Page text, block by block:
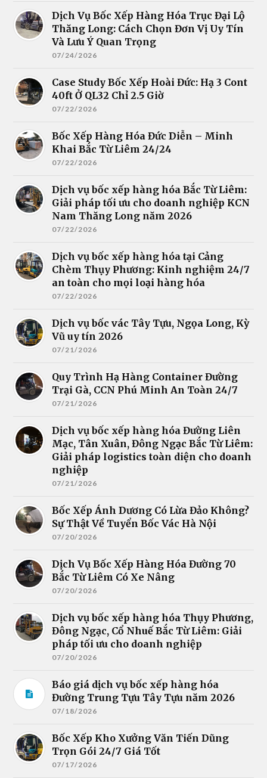
Dịch Vụ Bốc Xếp Hàng Hóa Trục Đại Lộ
Thăng Long: Cách Chọn Đơn Vị Uy Tín
Và Lưu Ý Quan Trọng
07/24/2026
Case Study Bốc Xếp Hoài Đức: Hạ 3 Cont
40ft Ở QL32 Chỉ 2.5 Giờ
07/22/2026
Bốc Xếp Hàng Hóa Đức Diễn – Minh
Khai Bắc Từ Liêm 24/24
07/22/2026
Dịch vụ bốc xếp hàng hóa Bắc Từ Liêm:
Giải pháp tối ưu cho doanh nghiệp KCN
Nam Thăng Long năm 2026
07/22/2026
Dịch vụ bốc xếp hàng hóa tại Cảng
Chèm Thụy Phương: Kinh nghiệm 24/7
an toàn cho mọi loại hàng hóa
07/22/2026
Dịch vụ bốc vác Tây Tựu, Ngọa Long, Kỳ
Vũ uy tín 2026
07/21/2026
Quy Trình Hạ Hàng Container Đường
Trại Gà, CCN Phú Minh An Toàn 24/7
07/21/2026
Dịch vụ bốc xếp hàng hóa Đường Liên
Mạc, Tân Xuân, Đông Ngạc Bắc Từ Liêm:
Giải pháp logistics toàn diện cho doanh
nghiệp
07/21/2026
Bốc Xếp Ánh Dương Có Lừa Đảo Không?
Sự Thật Về Tuyển Bốc Vác Hà Nội
07/20/2026
Dịch Vụ Bốc Xếp Hàng Hóa Đường 70
Bắc Từ Liêm Có Xe Nâng
07/20/2026
Dịch vụ bốc xếp hàng hóa Thụy Phương,
Đông Ngạc, Cổ Nhuế Bắc Từ Liêm: Giải
pháp tối ưu cho doanh nghiệp
07/20/2026
Báo giá dịch vụ bốc xếp hàng hóa
Đường Trung Tựu Tây Tựu năm 2026
07/18/2026
Bốc Xếp Kho Xưởng Văn Tiến Dũng
Trọn Gói 24/7 Giá Tốt
07/17/2026